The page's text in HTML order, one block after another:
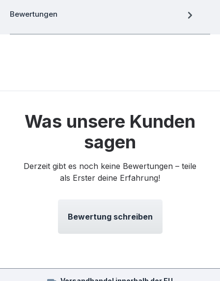
Bewertungen
Was unsere Kunden
sagen
Derzeit gibt es noch keine Bewertungen – teile
als Erster deine Erfahrung!
Bewertung schreiben